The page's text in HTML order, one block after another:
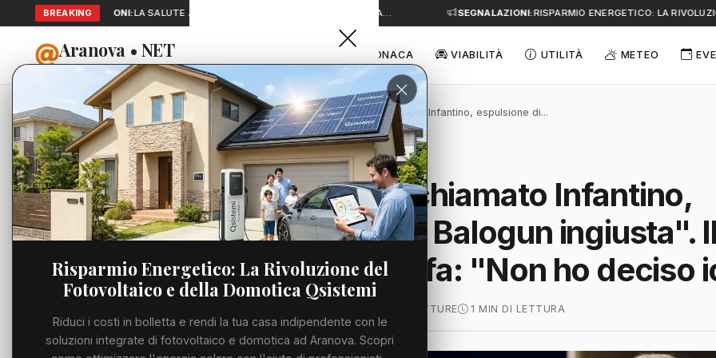
BREAKING
SEGNALAZIONI:LA SALUTE A PORTATA DI MANO: TELEMEDICINA E A… SEGNALAZIONI:RISPARMIO ENERGETICO: LA
Aranova • NET
PORTALE UTILE AL TERRITORIO
CRONACA VIABILITÀ UTILITÀ METEO
Home
Cronaca
Viabilità
Utilità
Meteo
Eventi
Cronaca Trump: "Ho chiamato Infantino, espulsione di...
CRONACA
Trump: "Ho chiamato Infantino,
espulsione di Balogun ingiusta". Il
presidente Fifa: "Non ho deciso
54 LETTURE 1 MIN DI LETTURA
Risparmio Energetico: La Rivoluzione del
Fotovoltaico e della Domotica Qsistemi
Riduci i costi in bolletta e rendi la tua casa indipendente con le
soluzioni integrate di fotovoltaico e domotica ad Aranova. Scopri